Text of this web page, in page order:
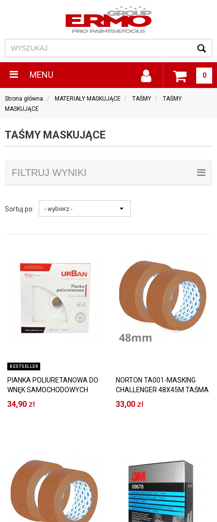
MENU 0
Strona główna MATERIAŁY MASKUJĄCE TAŚMY
TAŚMY
MASKUJĄCE
TAŚMY MASKUJĄCE
FILTRUJ WYNIKI
Sortuj po:
BESTSELLER
PIANKA POLIURETANOWA DO
WNĘK SAMOCHODOWYCH
URBAN PP-2013
34,90 zł
NORTON TA001-MASKING
CHALLENGER 48X45M TAŚMA
PAPIEROWA 3 SZTUKI
33,00 zł